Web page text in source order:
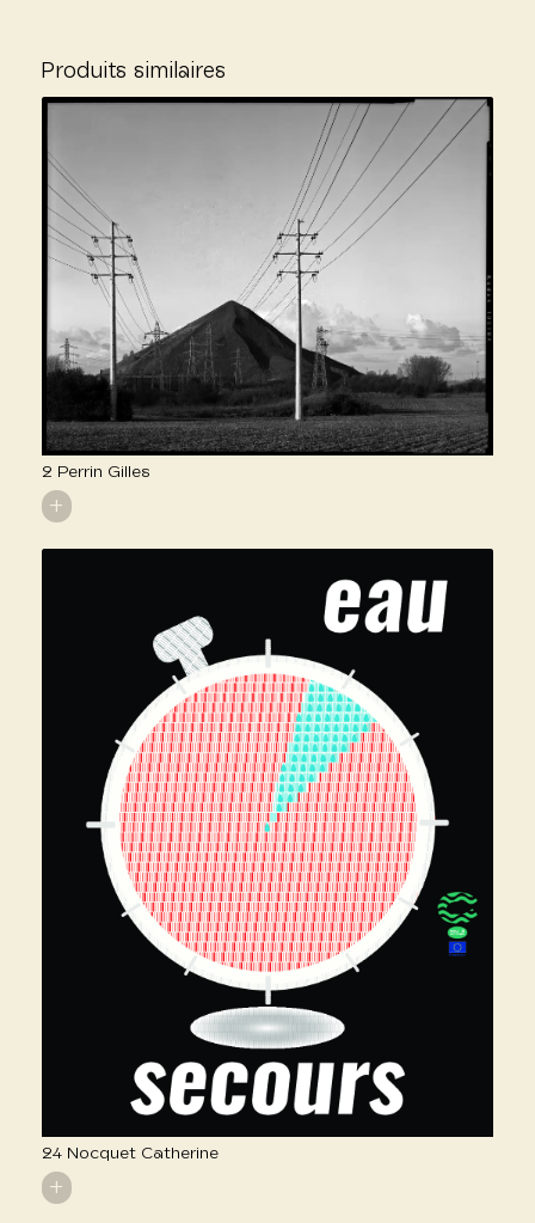
Produits similaires
2 Perrin Gilles
+
24 Nocquet Catherine
+